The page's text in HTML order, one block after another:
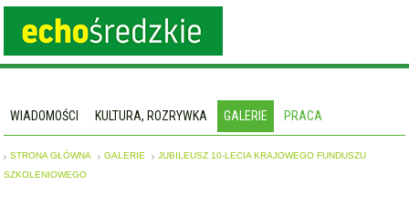
WIADOMOŚCI KULTURA, ROZRYWKA GALERIE PRACA
STRONA GŁÓWNA GALERIE
JUBILEUSZ 10-LECIA KRAJOWEGO FUNDUSZU
SZKOLENIOWEGO